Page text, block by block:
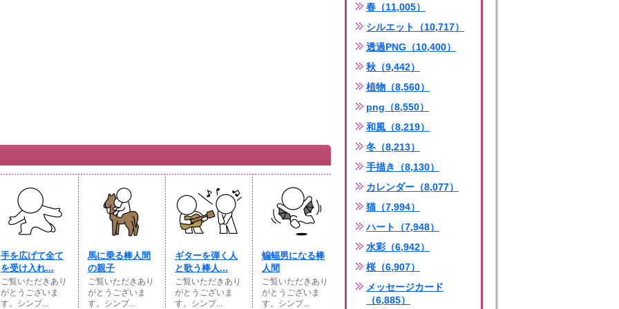
手を広げて全て
を受け入れ...
ご覧いただきあり
がとうございま
す。シンプ...
馬に乗る棒人間
の親子
ご覧いただきあり
がとうございま
す。シンプ...
ギターを弾く人
と歌う棒人...
ご覧いただきあり
がとうございま
す。シンプ...
蝙蝠男になる棒
人間
ご覧いただきあり
がとうございま
す。シンプ...
春（11,005）
シルエット（10,717）
透過PNG（10,400）
秋（9,442）
植物（8,560）
png（8,550）
和風（8,219）
冬（8,213）
手描き（8,130）
カレンダー（8,077）
猫（7,994）
ハート（7,948）
水彩（6,942）
桜（6,907）
メッセージカード
（6,885）